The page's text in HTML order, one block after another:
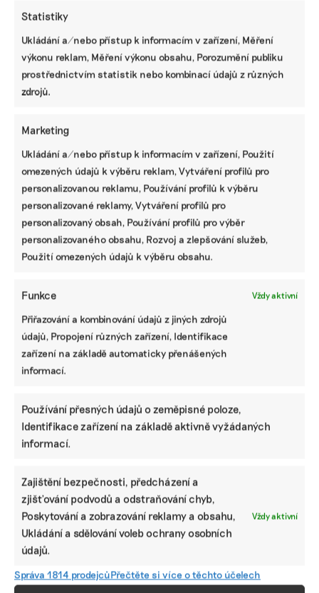
Statistiky
Ukládání a/nebo přístup k informacím v zařízení, Měření
výkonu reklam, Měření výkonu obsahu, Porozumění publiku
prostřednictvím statistik nebo kombinací údajů z různých
zdrojů.
Marketing
Ukládání a/nebo přístup k informacím v zařízení, Použití
omezených údajů k výběru reklam, Vytváření profilů pro
personalizovanou reklamu, Používání profilů k výběru
personalizované reklamy, Vytváření profilů pro
personalizovaný obsah, Používání profilů pro výběr
personalizovaného obsahu, Rozvoj a zlepšování služeb,
Použití omezených údajů k výběru obsahu.
Funkce Vždy aktivní
Přiřazování a kombinování údajů z jiných zdrojů
údajů, Propojení různých zařízení, Identifikace
zařízení na základě automaticky přenášených
informací.
Používání přesných údajů o zeměpisné poloze,
Identifikace zařízení na základě aktivně vyžádaných
informací.
Zajištění bezpečnosti, předcházení a
zjišťování podvodů a odstraňování chyb,
Poskytování a zobrazování reklamy a obsahu,
Ukládání a sdělování voleb ochrany osobních
údajů.
Vždy aktivní
Správa 1814 prodejcůPřečtěte si více o těchto účelech
Návrh na zjednodušení ESRS je na světě.
Nefinanční zprávy mají mít o 57 procent
méně povinných informací
Evropská poradní skupina pro finanční výkaznictví
koncem minulého týdne zveřejnila zjednodušené
evropské standardy pro nefinanční reporting ESRS. Nyní
běží 60denní lhůta, během níž bude shromažďovat
nefinanční reporting
Po jednodušším nefinančním reportingu
sáhne víc firem. Musejí si ale dát pozor, aby
ho nepodcenily, upozorňuje EY
využívat stále větší počet firem. Jsou jednodušší a méně